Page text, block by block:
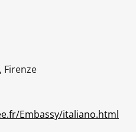
Firenze
Embassy/italiano.html